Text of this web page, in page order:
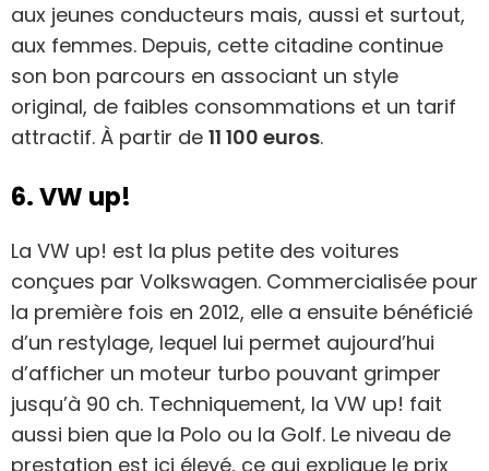
aux jeunes conducteurs mais, aussi et surtout,
aux femmes. Depuis, cette citadine continue
son bon parcours en associant un style
original, de faibles consommations et un tarif
attractif. À partir de 11 100 euros.
6. VW up!
La VW up! est la plus petite des voitures
conçues par Volkswagen. Commercialisée pour
la première fois en 2012, elle a ensuite bénéficié
d’un restylage, lequel lui permet aujourd’hui
d’afficher un moteur turbo pouvant grimper
jusqu’à 90 ch. Techniquement, la VW up! fait
aussi bien que la Polo ou la Golf. Le niveau de
prestation est ici élevé, ce qui explique le prix